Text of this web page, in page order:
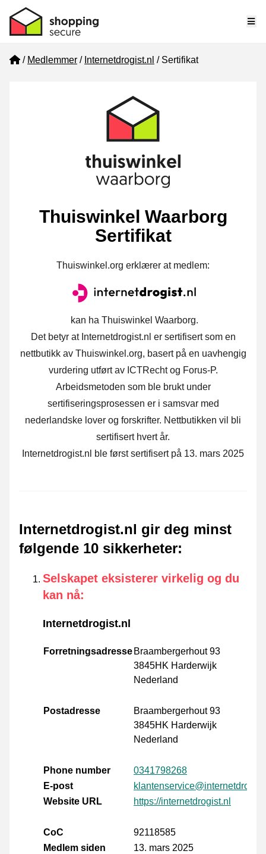
Home
Medlemmer Internetdrogist.nl Sertifikat
Thuiswinkel Waarborg
Sertifikat
Thuiswinkel.org erklærer at medlem:
kan ha Thuiswinkel Waarborg.
Det betyr at Internetdrogist.nl er sertifisert som en
nettbutikk av Thuiswinkel.org, basert på en uavhengig
vurdering utført av ICTRecht og Forus-P.
Arbeidsmetoden som ble brukt under
sertifiseringsprosessen er i samsvar med
nederlandske lover og forskrifter. Nettbutikken vil bli
sertifisert hvert år.
Internetdrogist.nl ble først sertifisert på 13. mars 2025
Internetdrogist.nl gir deg minst
følgende 10 sikkerheter:
Selskapet eksisterer virkelig og du
kan nå:
Internetdrogist.nl
Forretningsadresse Braambergerhout 93
3845HK Harderwijk
Nederland
Postadresse
Braambergerhout 93
3845HK Harderwijk
Nederland
Phone number
0341798268
E-post
Website URL
https://internetdrogist.nl
CoC
92118585
Medlem siden
13. mars 2025